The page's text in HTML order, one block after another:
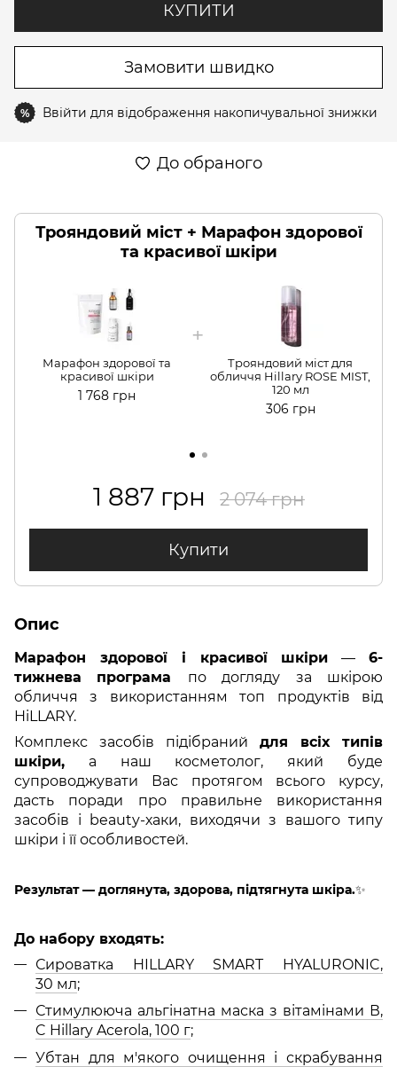
КУПИТИ
Замовити швидко
% Ввійти для відображення накопичувальної знижки
До обраного
Трояндовий міст + Марафон здорової
та красивої шкіри
Марафон здорової та
красивої шкіри
1 768 грн
Трояндовий міст для
обличчя Hillary ROSE MIST,
120 мл
306 грн
1 887 грн 2 074 грн
Купити
Опис
Марафон здорової і красивої шкіри —6-
тижнева
програма по догляду за шкірою
обличчя з використанням топ продуктів від
HiLLARY.
Комплекс засобів підібраний для всіх типів
шкіри, а наш косметолог, який буде
супроводжувати Вас протягом всього курсу,
дасть поради про правильне використання
засобів і beauty-хаки, виходячи з вашого типу
шкіри і її особливостей.
Результат — доглянута, здорова, підтягнута шкіра.✨
До набору входять:
Сироватка HILLARY SMART HYALURONIC,
30 мл;
Стимулююча альгінатна маска з вітамінами В,
C Hillary Acerola, 100 г;
Убтан для м'якого очищення і скрабування